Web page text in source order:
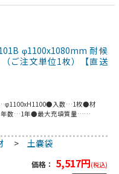
φ1100x1080mm 耐候
ご注文単位1枚）【直送
入数…1枚●材
数…1年●最大充填質量…
財団法人土木研究センター｢耐候
いブラックバッグ●野外での長期
> 土嚢袋
価格： 5,517円(税込)